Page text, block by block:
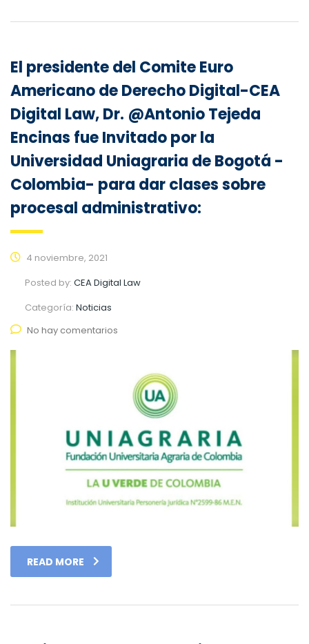
El presidente del Comite Euro
Americano de Derecho Digital-CEA
Digital Law, Dr. @Antonio Tejeda
Encinas fue Invitado por la
Universidad Uniagraria de Bogotá -
Colombia- para dar clases sobre
procesal administrativo:
4 noviembre, 2021
Posted by: CEA Digital Law
Categoría: Noticias
No hay comentarios
READ MORE